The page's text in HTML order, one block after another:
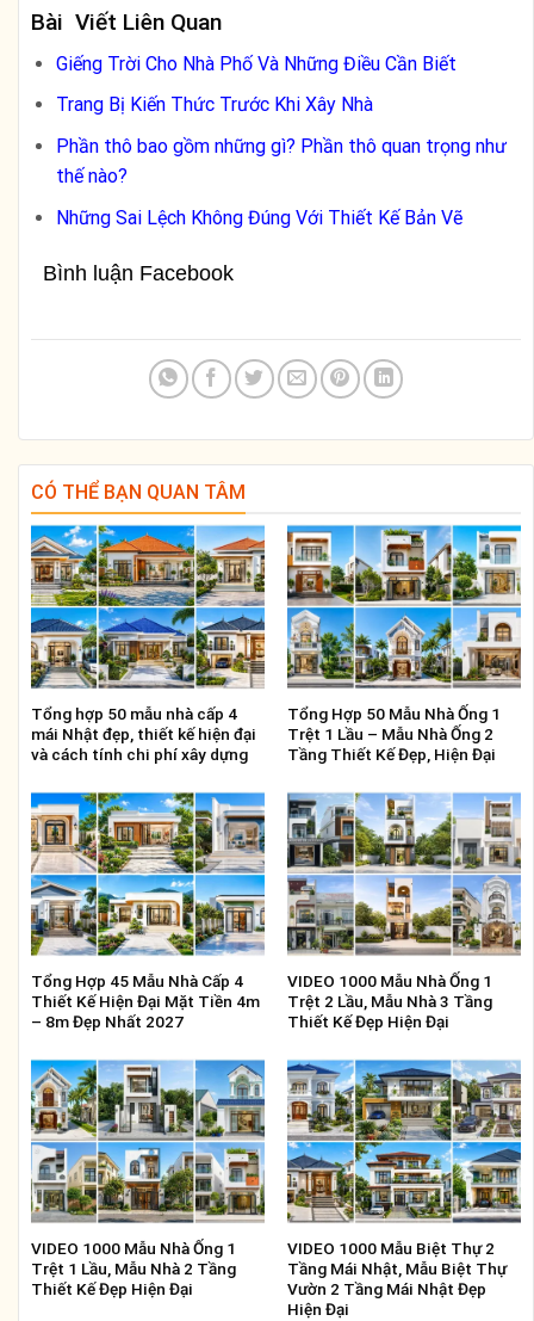
Bài Viết Liên Quan
Giếng Trời Cho Nhà Phố Và Những Điều Cần Biết
Trang Bị Kiến Thức Trước Khi Xây Nhà
Phần thô bao gồm những gì? Phần thô quan trọng như
thế nào?
Những Sai Lệch Không Đúng Với Thiết Kế Bản Vẽ
Bình luận Facebook
CÓ THỂ BẠN QUAN TÂM
Tổng hợp 50 mẫu nhà cấp 4
mái Nhật đẹp, thiết kế hiện đại
và cách tính chi phí xây dựng
Tổng Hợp 50 Mẫu Nhà Ống 1
Trệt 1 Lầu – Mẫu Nhà Ống 2
Tầng Thiết Kế Đẹp, Hiện Đại
Tổng Hợp 45 Mẫu Nhà Cấp 4
Thiết Kế Hiện Đại Mặt Tiền 4m
– 8m Đẹp Nhất 2027
VIDEO 1000 Mẫu Nhà Ống 1
Trệt 2 Lầu, Mẫu Nhà 3 Tầng
Thiết Kế Đẹp Hiện Đại
VIDEO 1000 Mẫu Nhà Ống 1
Trệt 1 Lầu, Mẫu Nhà 2 Tầng
Thiết Kế Đẹp Hiện Đại
VIDEO 1000 Mẫu Biệt Thự 2
Tầng Mái Nhật, Mẫu Biệt Thự
Vườn 2 Tầng Mái Nhật Đẹp
Hiện Đại